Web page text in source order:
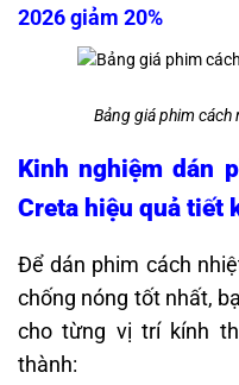
2026 giảm 20%
Bảng giá phim cách
Kinh nghiệm dán
Creta hiệu quả tiết
Để dán phim cách
chống nóng tốt nhất,
cho từng vị trí kính
thành: